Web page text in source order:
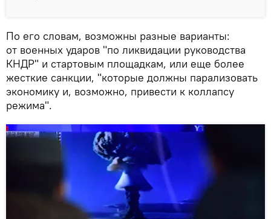
По его словам, возможны разные варианты:
от военных ударов "по ликвидации руководства
КНДР" и стартовым площадкам, или еще более
жесткие санкции, "которые должны парализовать
экономику и, возможно, привести к коллапсу
режима".